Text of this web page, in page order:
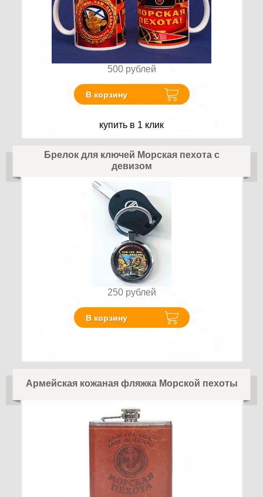
500 рублей
В корзину
купить в 1 клик
Брелок для ключей Морская пехота с
девизом
250 рублей
В корзину
Армейская кожаная фляжка Морской пехоты